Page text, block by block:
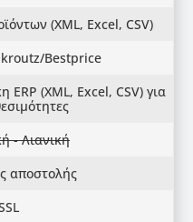
(XML, Excel, CSV)
Bestprice
(XML, Excel, CSV) για
- Λιανική
αποστολής